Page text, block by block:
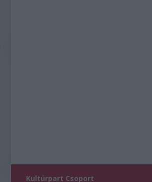
Kultúrpart Csoport